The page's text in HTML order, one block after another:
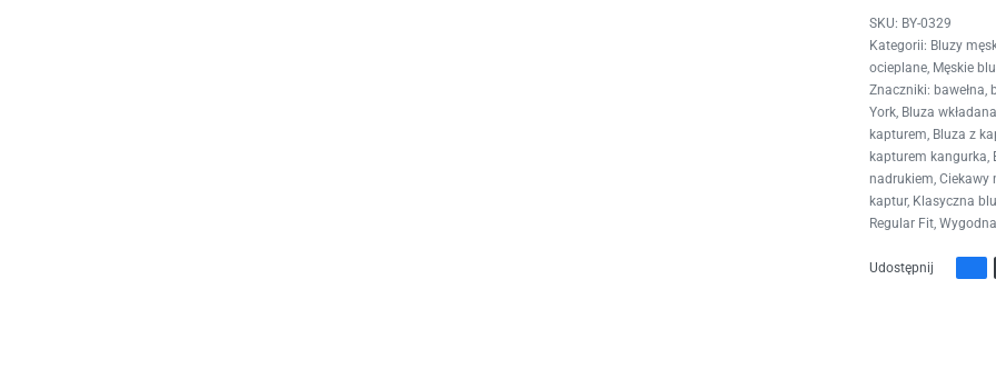
BY-0329
Kategorii: Bluzy
ocieplane, Męskie
Znaczniki: bawełna,
York, Bluza
kapturem, Bluza z
kapturem kangurka,
nadrukiem,Ciekawy
kaptur, Klasyczna
Regular Fit,
Udostępnij